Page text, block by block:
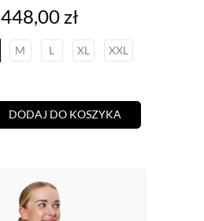
Cena
448,00 zł
M L XL XXL
DODAJ DO KOSZYKA